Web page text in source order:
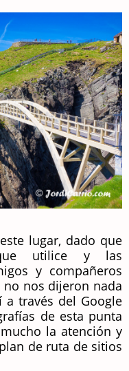
lugar, dado que
utilice y las
y compañeros
nos dijeron nada
a través del Google
de esta punta
la atención y
de ruta de sitios